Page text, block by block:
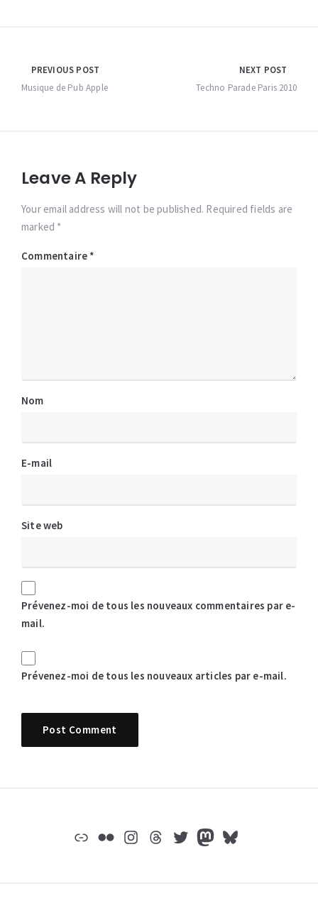
Navigation
de
PREVIOUS POST
Musique de Pub Apple
NEXT POST
Techno Parade Paris 2010
Leave A Reply
Your email address will not be published. Required fields are
marked *
Commentaire *
Nom
E-mail
Site web
Prévenez-moi de tous les nouveaux commentaires par e-
mail.
Prévenez-moi de tous les nouveaux articles par e-mail.
LienFlickrInstagram
Threads
Twitter
Mastodon
Bluesky